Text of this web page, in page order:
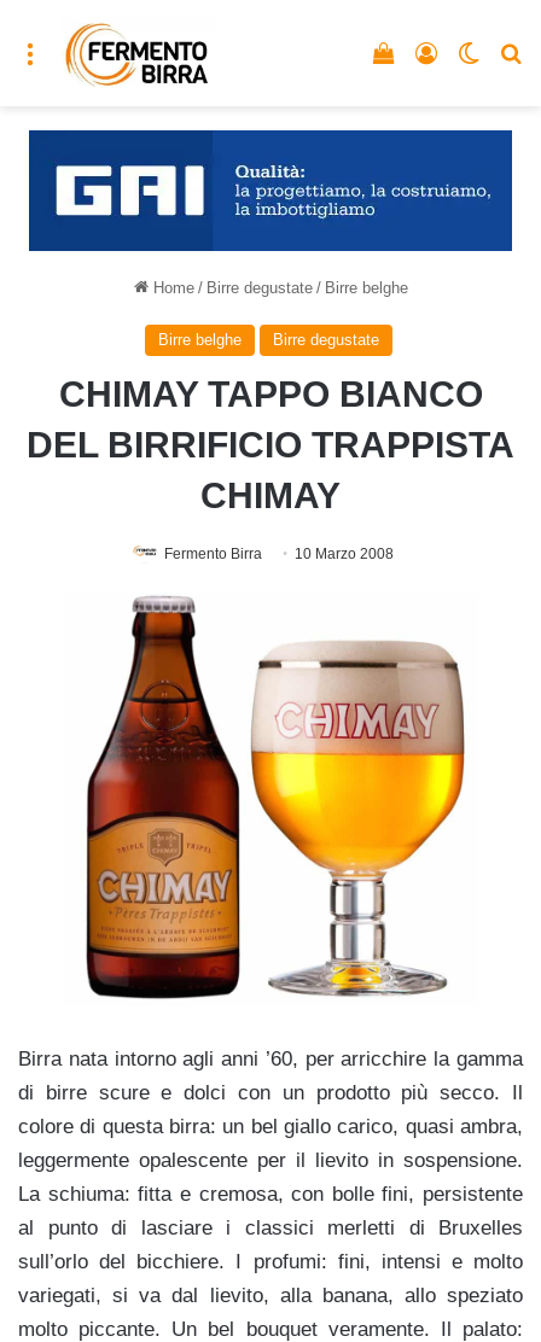
Menu Accedi
Vedi il carrello
Home / Birre degustate / Birre belghe
Birre belghe Birre degustate
CHIMAY TAPPO BIANCO
DEL BIRRIFICIO TRAPPISTA
CHIMAY
Fermento Birra 10 Marzo 2008
Birra nata intorno agli anni ’60, per arricchire la gamma
di birre scure e dolci con un prodotto più secco. Il
colore di questa birra: un bel giallo carico, quasi ambra,
leggermente opalescente per il lievito in sospensione.
La schiuma: fitta e cremosa, con bolle fini, persistente
al punto di lasciare i classici merletti di Bruxelles
sull’orlo del bicchiere. I profumi: fini, intensi e molto
variegati, si va dal lievito, alla banana, allo speziato
molto piccante. Un bel bouquet veramente. Il palato: